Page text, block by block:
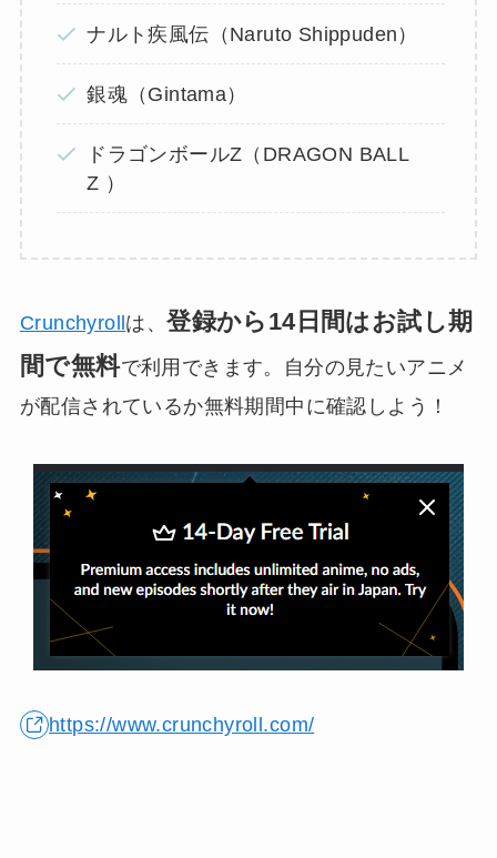
ナルト疾風伝（Naruto Shippuden）
銀魂（Gintama）
ドラゴンボールZ（DRAGON BALL
Z ）
Crunchyroll は、登録から14日間はお試し期
間で無料で利用できます。自分の見たいアニメ
が配信されているか無料期間中に確認しよう！
https://www.crunchyroll.com/